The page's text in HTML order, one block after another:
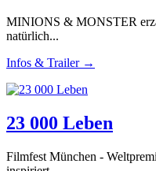
MINIONS & MONSTER
natürlich...
Infos & Trailer →
23 000 Leben
Filmfest München -